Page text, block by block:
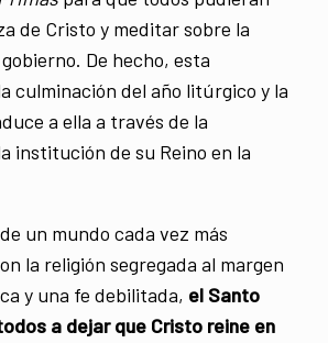
de Cristo y meditar sobre la
gobierno. De hecho, esta
culminación del año litúrgico y la
a ella a través de la
institución de su Reino en la
un mundo cada vez más
la religión segregada al margen
y una fe debilitada, el Santo
a dejar que Cristo reine en